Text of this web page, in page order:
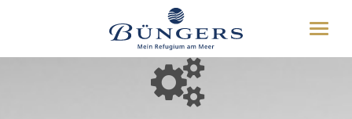
Toggle
DEUTSCH
OUR CORE SERVICES